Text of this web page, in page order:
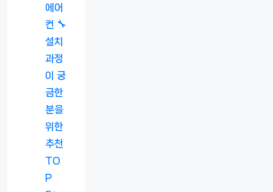
에어
컨 🔧
설치
과정
이 궁
금한
분을
위한
추천
TO
P